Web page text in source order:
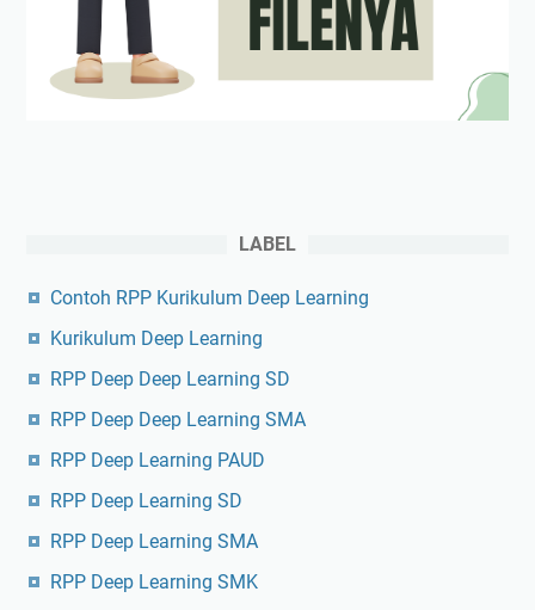
LABEL
Contoh RPP Kurikulum Deep Learning
Kurikulum Deep Learning
RPP Deep Deep Learning SD
RPP Deep Deep Learning SMA
RPP Deep Learning PAUD
RPP Deep Learning SD
RPP Deep Learning SMA
RPP Deep Learning SMK